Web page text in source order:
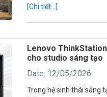
[Chi tiết...]
Lenovo
cho studio sáng tạo
Date: 12/05/2026
Trong hệ sinh thái sáng